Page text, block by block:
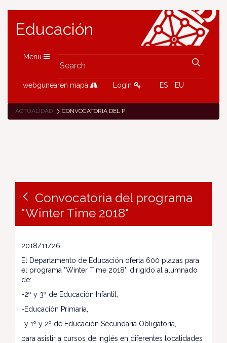
Educación
Menu
webgunearen mapa Login ES EU
ACTUALIDAD CONVOCATORIA DEL PROGRAMA "WINTER TIME 2018"
Convocatoria del programa
"Winter Time 2018"
2018/11/26
El Departamento de Educación oferta 600 plazas para
el programa "Winter Time 2018", dirigido al alumnado
de:
-2º y 3º de Educación Infantil,
-Educación Primaria,
-y 1º y 2º de Educación Secundaria Obligatoria,
para asistir a cursos de inglés en diferentes localidades